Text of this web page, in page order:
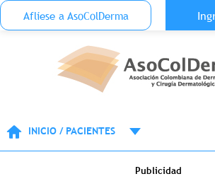
Pasar al contenido principal
Menu Top Anónimo
Aflíese a AsoColDerma
INICIO / PACIENTES
Publicidad